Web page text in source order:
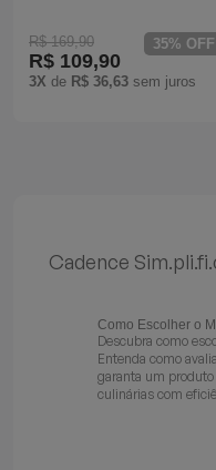
R$ 169,90
R$ 109,90
3X de R$ 36,63 sem juros
35% OFF
Cadence
Como Escolher o
Descubra como
Entenda como
garanta um
culinárias com
Máquina de Waffle